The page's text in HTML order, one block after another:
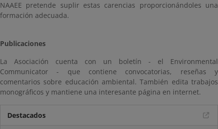
NAAEE pretende suplir estas carencias proporcionándoles una
formación adecuada.
Publicaciones
La Asociación cuenta con un boletín - el Environmental
Communicator - que contiene convocatorias, reseñas y
comentarios sobre educación ambiental. También edita trabajos
monográficos y mantiene una interesante página en internet.
Destacados